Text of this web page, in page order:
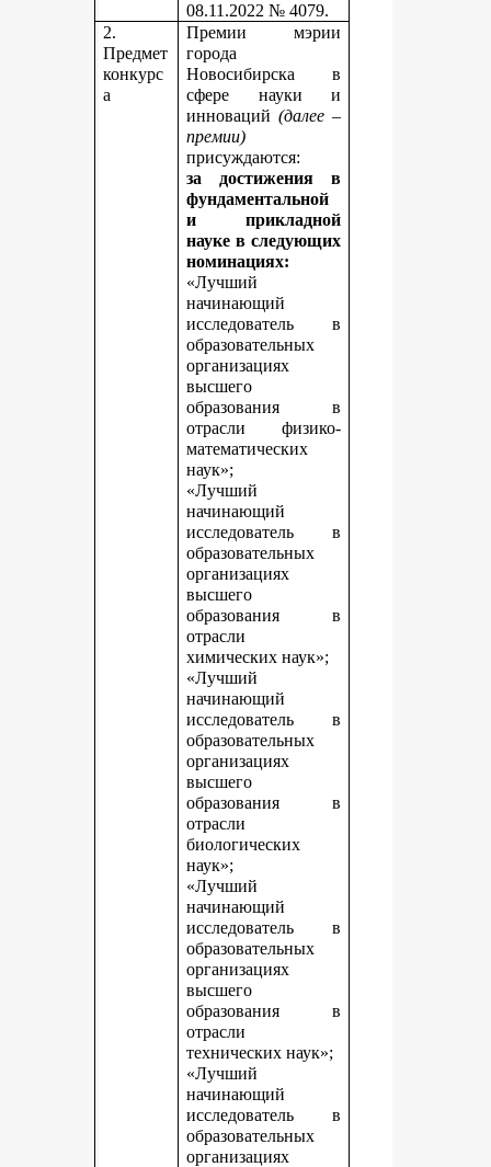
08.11.2022 № 4079.
2.
Предмет
конкурс
а
Премии мэрии
города
Новосибирска в
сфере науки и
инноваций(далее –
премии)
присуждаются:
за достижения в
фундаментальной
и прикладной
наукев следующих
номинациях:
«Лучший
начинающий
исследователь в
образовательных
организациях
высшего
образования в
отрасли физико-
математических
наук»;
«Лучший
начинающий
исследователь в
образовательных
организациях
высшего
образования в
отрасли
химических наук»;
«Лучший
начинающий
исследователь в
образовательных
организациях
высшего
образования в
отрасли
биологических
наук»;
«Лучший
начинающий
исследователь в
образовательных
организациях
высшего
образования в
отрасли
технических наук»;
«Лучший
начинающий
исследователь в
образовательных
организациях